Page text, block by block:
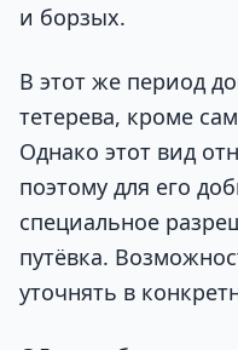
и борзых.
В этот же период
тетерева, кроме
Однако этот вид
поэтому для его
специальное
путёвка.
уточнять в